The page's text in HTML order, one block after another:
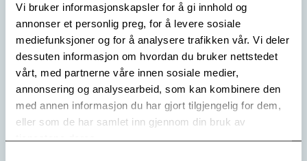
Vi bruker informasjonskapsler for å gi innhold og
annonser et personlig preg, for å levere sosiale
mediefunksjoner og for å analysere trafikken vår. Vi deler
dessuten informasjon om hvordan du bruker nettstedet
vårt, med partnerne våre innen sosiale medier,
annonsering og analysearbeid, som kan kombinere den
med annen informasjon du har gjort tilgjengelig for dem,
eller som de har samlet inn gjennom din bruk av
tjenestene deres.
Elvis til Opplevelsesdagen 2014
Elvis kommer til Opplevelsesdagen 2014. Kommer du?
Les mer